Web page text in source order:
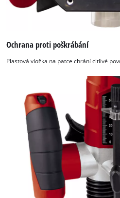
Ochrana proti poškrábání
Plastová vložka na patce chrání citlivé